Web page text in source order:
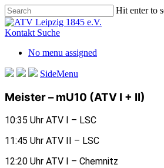
Skip
to
main
Hit enter to
Close
Search
Kontakt Suche
No menu assigned
SideMenu
Meister – mU10 (ATV I + II)
10:35 Uhr ATV I – LSC
11:45 Uhr ATV II – LSC
12:20 Uhr ATV I – Chemnitz